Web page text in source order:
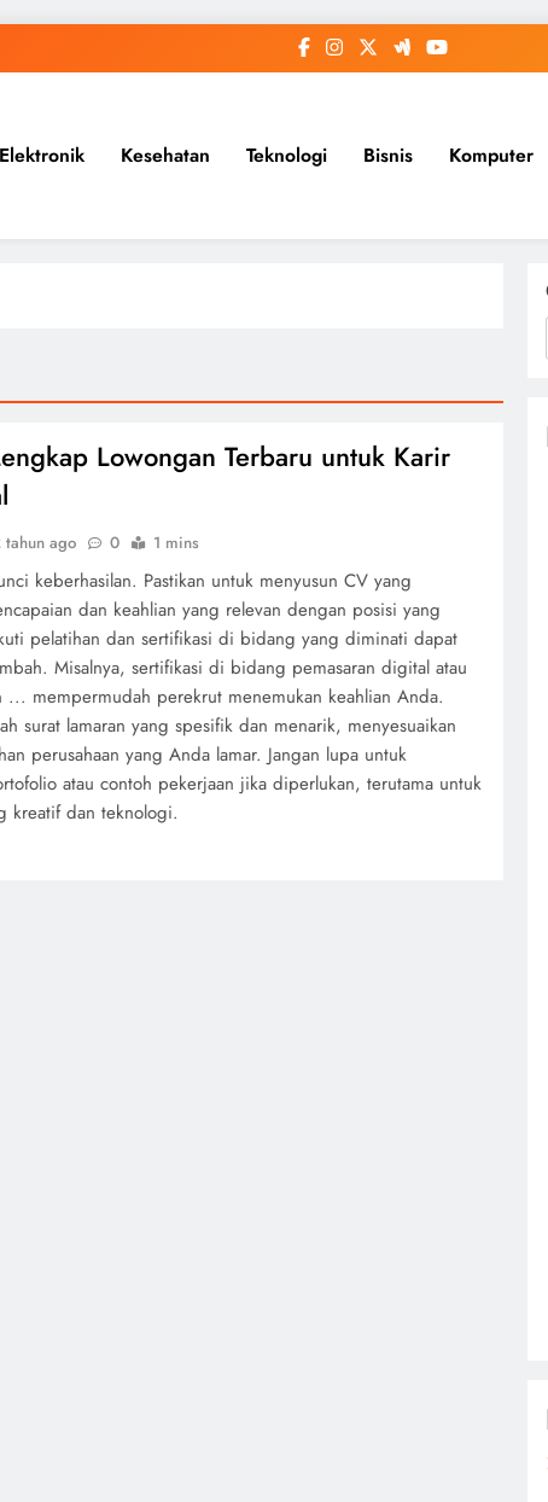
Elektronik Kesehatan Teknologi Bisnis Komputer
Lowongan Terbaru untuk Karir
tahun ago 0 1 mins
keberhasilan. Pastikan untuk menyusun CV yang
dan keahlian yang relevan dengan posisi yang
pelatihan dan sertifikasi di bidang yang diminati dapat
Misalnya, sertifikasi di bidang pemasaran digital atau
... mempermudah perekrut menemukan keahlian Anda.
surat lamaran yang spesifik dan menarik, menyesuaikan
perusahaan yang Anda lamar. Jangan lupa untuk
atau contoh pekerjaan jika diperlukan, terutama untuk
kreatif dan teknologi.